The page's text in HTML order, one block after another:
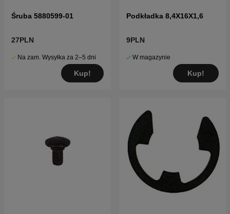
Śruba 5880599-01
27PLN
Na zam. Wysyłka za 2–5 dni
Kup!
Podkładka 8,4X16X1,6
9PLN
W magazynie
Kup!